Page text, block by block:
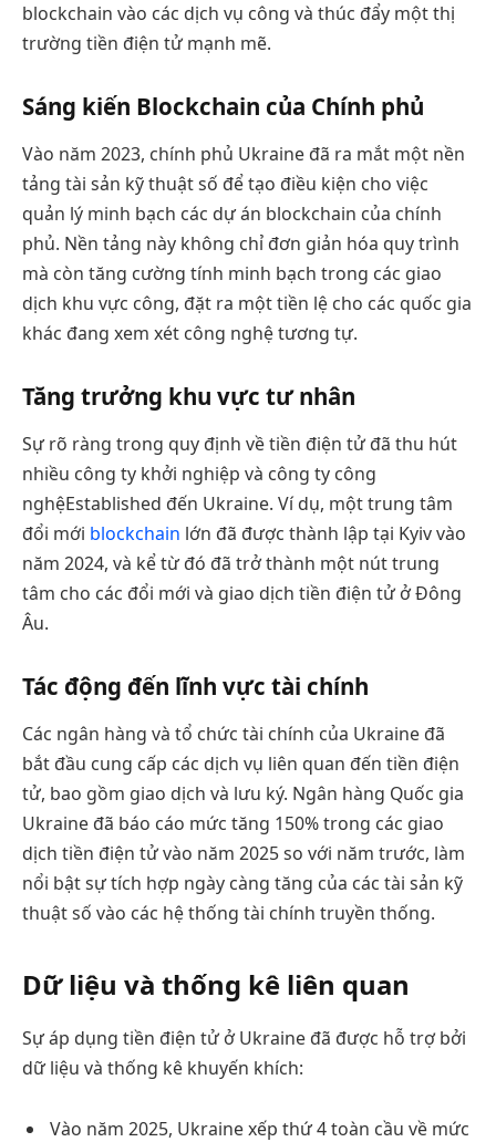
blockchain vào các dịch vụ công và thúc đẩy một thị
trường tiền điện tử mạnh mẽ.
Sáng kiến Blockchain của Chính phủ
Vào năm 2023, chính phủ Ukraine đã ra mắt một nền
tảng tài sản kỹ thuật số để tạo điều kiện cho việc
quản lý minh bạch các dự án blockchain của chính
phủ. Nền tảng này không chỉ đơn giản hóa quy trình
mà còn tăng cường tính minh bạch trong các giao
dịch khu vực công, đặt ra một tiền lệ cho các quốc gia
khác đang xem xét công nghệ tương tự.
Tăng trưởng khu vực tư nhân
Sự rõ ràng trong quy định về tiền điện tử đã thu hút
nhiều công ty khởi nghiệp và công ty công
nghệEstablished đến Ukraine. Ví dụ, một trung tâm
đổi mới blockchain lớn đã được thành lập tại Kyiv vào
năm 2024, và kể từ đó đã trở thành một nút trung
tâm cho các đổi mới và giao dịch tiền điện tử ở Đông
Âu.
Tác động đến lĩnh vực tài chính
Các ngân hàng và tổ chức tài chính của Ukraine đã
bắt đầu cung cấp các dịch vụ liên quan đến tiền điện
tử, bao gồm giao dịch và lưu ký. Ngân hàng Quốc gia
Ukraine đã báo cáo mức tăng 150% trong các giao
dịch tiền điện tử vào năm 2025 so với năm trước, làm
nổi bật sự tích hợp ngày càng tăng của các tài sản kỹ
thuật số vào các hệ thống tài chính truyền thống.
Dữ liệu và thống kê liên quan
Sự áp dụng tiền điện tử ở Ukraine đã được hỗ trợ bởi
dữ liệu và thống kê khuyến khích:
Vào năm 2025, Ukraine xếp thứ 4 toàn cầu về mức